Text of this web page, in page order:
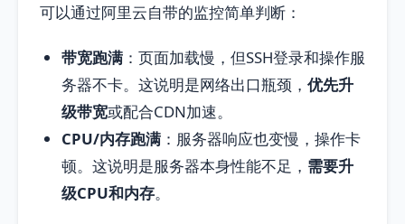
可以通过阿里云自带的监控简单判断：
带宽跑满 ：页面加载慢，但SSH登录和操作服
务器不卡。这说明是网络出口瓶颈， 优先升
级带宽或配合CDN加速。
CPU/内存跑满 ：服务器响应也变慢，操作卡
顿。这说明是服务器本身性能不足， 需要升
级CPU和内存。